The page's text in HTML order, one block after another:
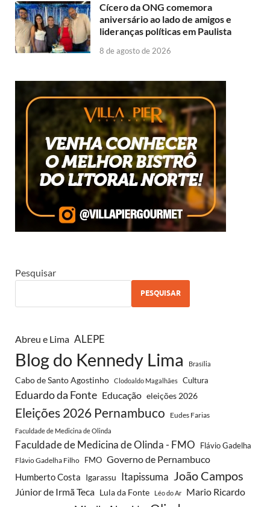
Cícero da ONG comemora
aniversário ao lado de amigos e
lideranças políticas em Paulista
8 de agosto de 2026
Pesquisar
PESQUISAR
Abreu e Lima ALEPE
Blog do Kennedy Lima Brasília
Cabo de Santo Agostinho Clodoaldo Magalhães Cultura
Eduardo da Fonte Educação eleições 2026
Eleições 2026 Pernambuco Eudes Farias
Faculdade de Medicina de Olinda
Faculdade de Medicina de Olinda - FMO Flávio Gadelha
Flávio Gadelha Filho FMO Governo de Pernambuco
Humberto Costa Igarassu Itapissuma João Campos
Júnior de Irmã Teca Lula da Fonte Léo do Ar Mario Ricardo